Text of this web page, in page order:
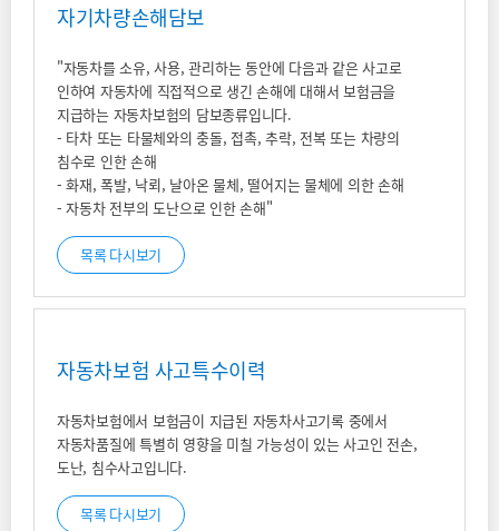
자기차량손해담보
"자동차를 소유, 사용, 관리하는 동안에 다음과 같은 사고로
인하여 자동차에 직접적으로 생긴 손해에 대해서 보험금을
지급하는 자동차보험의 담보종류입니다.
- 타차 또는 타물체와의 충돌, 접촉, 추락, 전복 또는 차량의
침수로 인한 손해
- 화재, 폭발, 낙뢰, 날아온 물체, 떨어지는 물체에 의한 손해
- 자동차 전부의 도난으로 인한 손해"
목록 다시보기
자동차보험 사고특수이력
자동차보험에서 보험금이 지급된 자동차사고기록 중에서
자동차품질에 특별히 영향을 미칠 가능성이 있는 사고인 전손,
도난, 침수사고입니다.
목록 다시보기